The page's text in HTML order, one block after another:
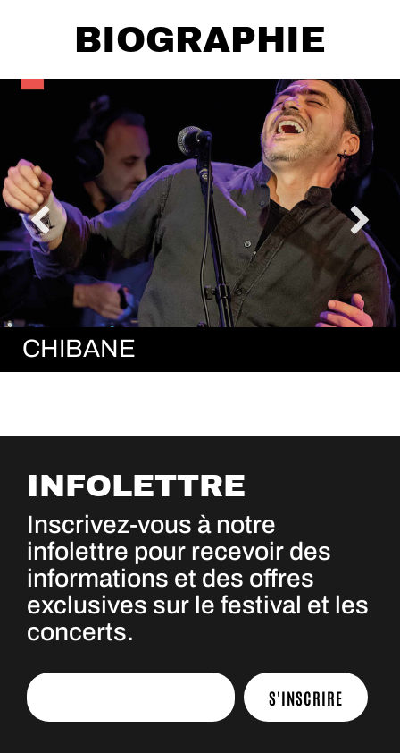
BIOGRAPHIE
CHIBANE
INFOLETTRE
Inscrivez-vous à notre
infolettre pour recevoir des
informations et des offres
exclusives sur le festival et les
concerts.
S'INSCRIRE